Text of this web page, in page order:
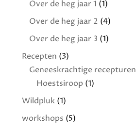
Over de heg jaar 1 (1)
Over de heg jaar 2 (4)
Over de heg jaar 3 (1)
Recepten (3)
Geneeskrachtige recepturen
Hoestsiroop (1)
Wildpluk(1)
workshops (5)